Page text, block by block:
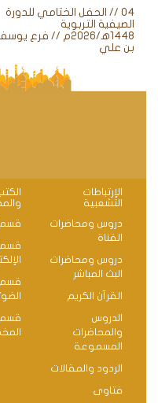
04 // الحفل الختامي للدورة
الصيفية التربوية
1448ه‍/2026م // فرع
بن علي
الإرتباطات
التشعبية
دروس ومحاضرات
القناة
دروس ومحاضرات
البث المباشر
القرآن الكريم
الدروس
والمحاضرات
المسموعة
الردود والمقالات
فتاوى
قسم
قسم
قسم
قسم